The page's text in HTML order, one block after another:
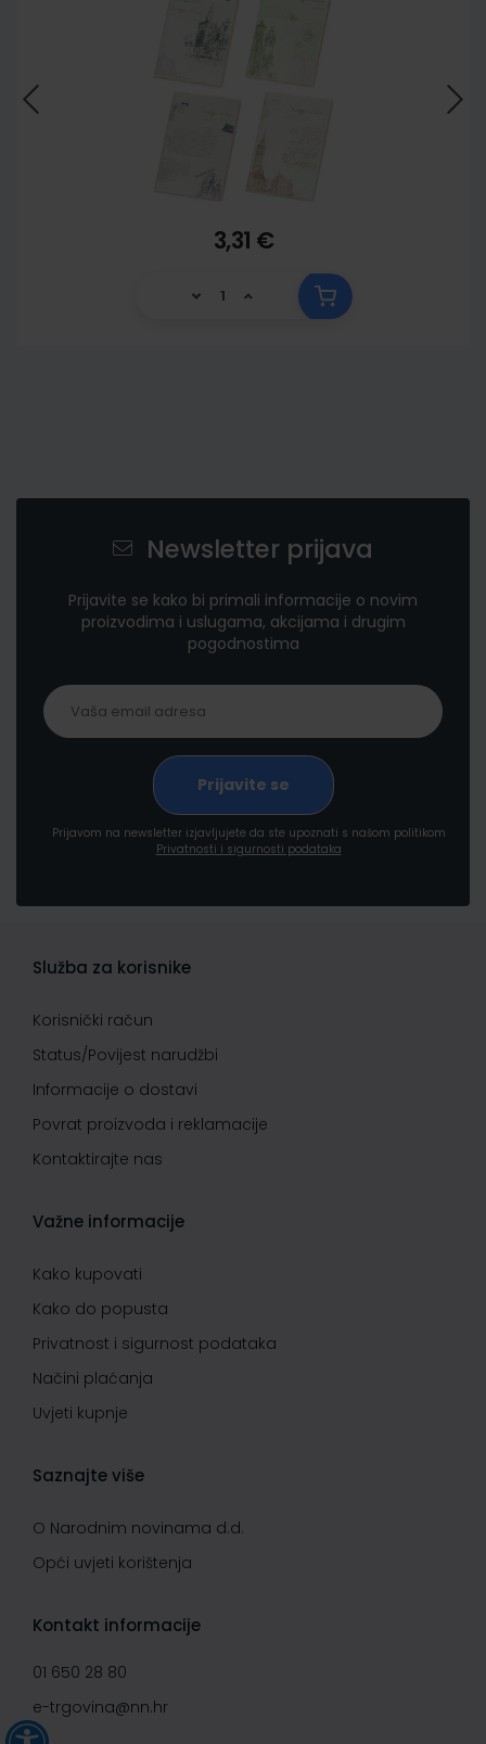
3,31 €
Newsletter prijava
Prijavite se kako bi primali informacije o novim
proizvodima i uslugama, akcijama i drugim
pogodnostima
Prijavom na newsletter izjavljujete da ste upoznati s našom politikom
Privatnosti i sigurnosti podataka
Služba za korisnike
Korisnički račun
Status/Povijest narudžbi
Informacije o dostavi
Povrat proizvoda i reklamacije
Kontaktirajte nas
Važne informacije
Kako kupovati
Kako do popusta
Privatnost i sigurnost podataka
Načini plaćanja
Uvjeti kupnje
Saznajte više
O Narodnim novinama d.d.
Opći uvjeti korištenja
Kontakt informacije
01 650 28 80
e-trgovina@nn.hr